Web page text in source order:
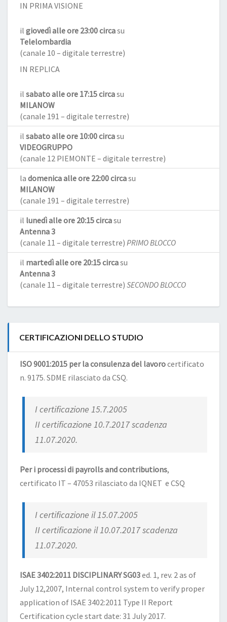
IN PRIMA VISIONE
il giovedì alle ore 23:00 circasu
Telelombardia
(canale 10 – digitale terrestre)
IN REPLICA
il sabato alle ore 17:15 circasu
MILANOW
(canale 191 – digitale terrestre)
il sabato alle ore 10:00 circasu
VIDEOGRUPPO
(canale 12 PIEMONTE – digitale terrestre)
la domenica alle ore 22:00 circasu
MILANOW
(canale 191 – digitale terrestre)
il lunedì alle ore 20:15 circasu
Antenna 3
(canale 11 – digitale terrestre) PRIMO BLOCCO
il martedì alle ore 20:15 circasu
Antenna 3
(canale 11 – digitale terrestre) SECONDO BLOCCO
CERTIFICAZIONI DELLO STUDIO
ISO 9001:2015 per la consulenza del lavorocertificato
n. 9175. SDME rilasciato da CSQ.
I certificazione 15.7.2005
II certificazione 10.7.2017 scadenza
11.07.2020.
Per i processi di payrolls and contributions,
certificato IT – 47053 rilasciato da IQNET e CSQ
I certificazione il 15.07.2005
II certificazione il 10.07.2017 scadenza
11.07.2020.
ISAE 3402:2011 DISCIPLINARY SG03ed. 1, rev. 2 as of
July 12,2007, Internal control system to verify proper
application of ISAE 3402:2011 Type II Report
Certification cycle start date: 31 July 2017.